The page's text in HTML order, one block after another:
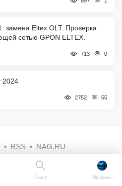
замена Eltex OLT. Проверка
сетью GPON ELTEX.
713 0
2024
2752 55
Поиск Профиль
RSS NAG.RU